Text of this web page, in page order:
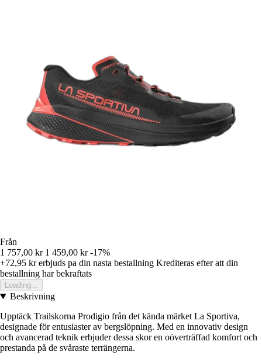
Från
1 757,00 kr 1 459,00 kr -17%
+72,95 krerbjuds pa din nasta bestallning Krediteras efter att din
bestallning har bekraftats
Loading...
Beskrivning
Upptäck Trailskorna Prodigio från det kända märket La Sportiva,
designade för entusiaster av bergslöpning. Med en innovativ design
och avancerad teknik erbjuder dessa skor en oöverträffad komfort och
prestanda på de svåraste terrängerna.